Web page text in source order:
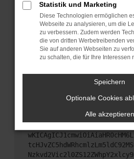
Sicherheitsrisiko, sondern
dass bestimmte Funktionen
unterstützt werden.
Wende dich an den
Wenn du alle oben
hast, kontaktiere uns bitte. Wir
das Problem zu beheben. Du
Text schicken, um uns bei der
unterstützen:
Statistik und Marketing
Diese Technologien ermöglichen
Webseite zu analysieren, um die
zu verbessern. Zudem werden
die von dritten Werbetreibenden
Sie auf anderen Webseiten zu
zu schalten, die für Ihre Interessen
Speichern
Optionale Cookies
Alle akzeptieren